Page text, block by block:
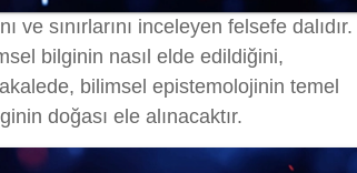
ve sınırlarını inceleyen felsefe dalıdır.
bilginin nasıl elde edildiğini,
bilimsel epistemolojinin temel
doğası ele alınacaktır.